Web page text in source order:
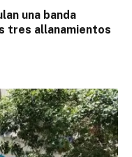
una banda
tres allanamientos